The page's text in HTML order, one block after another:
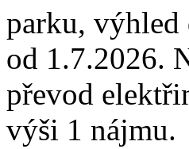
parku, výhled
od 1.7.2026.
převod
výši 1 nájmu.